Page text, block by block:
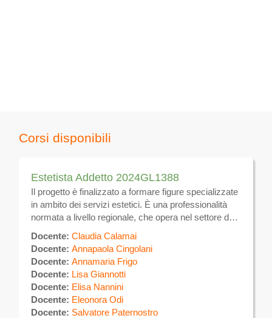
Corsi disponibili
Estetista Addetto 2024GL1388
Il progetto è finalizzato a formare figure specializzate
in ambito dei servizi estetici. È una professionalità
normata a livello regionale, che opera nel settore dei
Docente: Claudia Calamai
Docente: Annapaola Cingolani
Docente: Annamaria Frigo
Docente: Lisa Giannotti
Docente: Elisa Nannini
Docente: Eleonora Odi
Docente: Salvatore Paternostro